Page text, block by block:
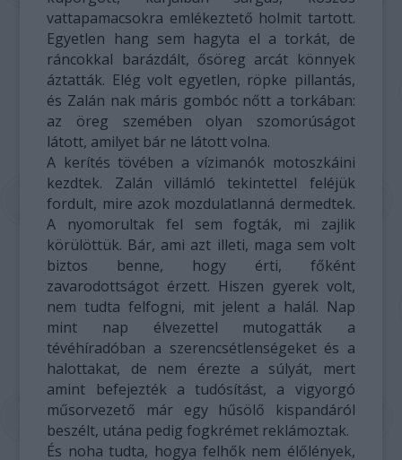
vattapamacsokra emlékeztető holmit tartott.
Egyetlen hang sem hagyta el a torkát, de
ráncokkal barázdált, ősöreg arcát könnyek
áztatták. Elég volt egyetlen, röpke pillantás,
és Zalán nak máris gombóc nőtt a torkában:
az öreg szemében olyan szomorúságot
látott, amilyet bár ne látott volna.
A kerítés tövében a vízimanók motoszkáini
kezdtek. Zalán villámló tekintettel feléjük
fordult, mire azok mozdulatlanná dermedtek.
A nyomorultak fel sem fogták, mi zajlik
körülöttük. Bár, ami azt illeti, maga sem volt
biztos benne, hogy érti, főként
zavarodottságot érzett. Hiszen gyerek volt,
nem tudta felfogni, mit jelent a halál. Nap
mint nap élvezettel mutogatták a
tévéhíradóban a szerencsétlenségeket és a
halottakat, de nem érezte a súlyát, mert
amint befejezték a tudósítást, a vigyorgó
műsorvezető már egy hűsölő kispandáról
beszélt, utána pedig fogkrémet reklámoztak.
És noha tudta, hogya felhők nem élőlények,